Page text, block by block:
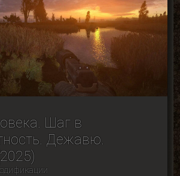
Шаг в
Дежавю.